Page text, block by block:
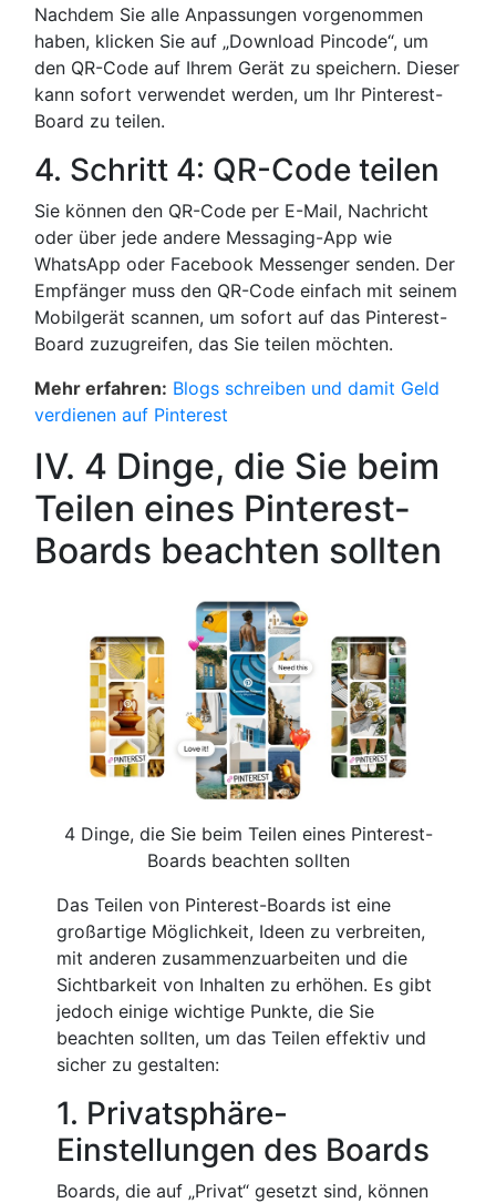
Nachdem Sie alle Anpassungen vorgenommen
haben, klicken Sie auf „Download Pincode“, um
den QR-Code auf Ihrem Gerät zu speichern. Dieser
kann sofort verwendet werden, um Ihr Pinterest-
Board zu teilen.
4. Schritt 4: QR-Code teilen
Sie können den QR-Code per E-Mail, Nachricht
oder über jede andere Messaging-App wie
WhatsApp oder Facebook Messenger senden. Der
Empfänger muss den QR-Code einfach mit seinem
Mobilgerät scannen, um sofort auf das Pinterest-
Board zuzugreifen, das Sie teilen möchten.
Mehr erfahren: Blogs schreiben und damit Geld
verdienen auf Pinterest
IV. 4 Dinge, die Sie beim
Teilen eines Pinterest-
Boards beachten sollten
4 Dinge, die Sie beim Teilen eines Pinterest-
Boards beachten sollten
Das Teilen von Pinterest-Boards ist eine
großartige Möglichkeit, Ideen zu verbreiten,
mit anderen zusammenzuarbeiten und die
Sichtbarkeit von Inhalten zu erhöhen. Es gibt
jedoch einige wichtige Punkte, die Sie
beachten sollten, um das Teilen effektiv und
sicher zu gestalten:
1. Privatsphäre-
Einstellungen des Boards
Boards, die auf „Privat“ gesetzt sind, können